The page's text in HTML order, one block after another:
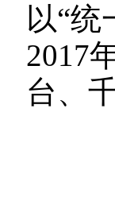
以“统
2017
台、